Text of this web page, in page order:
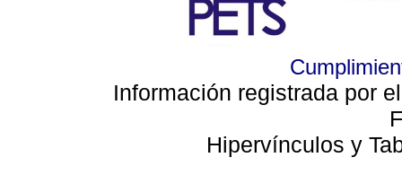
Información registrada por
Hipervínculos y